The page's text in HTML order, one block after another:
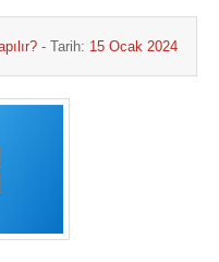
- Tarih: 15 Ocak 2024